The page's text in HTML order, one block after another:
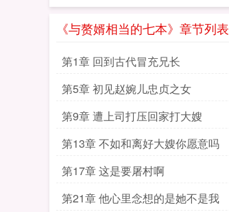
《与赘婿相当的七本》章节列表
第1章 回到古代冒充兄长
第5章 初见赵婉儿忠贞之女
第9章 遭上司打压回家打大嫂
第13章 不如和离好大嫂你愿意吗
第17章 这是要屠村啊
第21章 他心里念想的是她不是我